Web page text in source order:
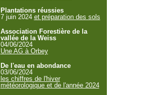
Plantations réussies
7 juin 2024 et préparation des sols
Association Forestière de la
vallée de la Weiss
04/06/2024
Une AG à Orbey
De l'eau en abondance
03/06/2024
les chiffres de l'hiver
météorologique et de l'année 2024